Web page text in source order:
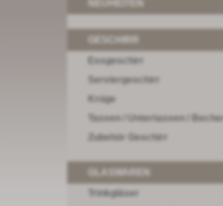
Essgeschirr
Serviergeschirr
Krüge
Tassen / Untertassen / Becher
Zubehör Geschirr
Trinkgläser